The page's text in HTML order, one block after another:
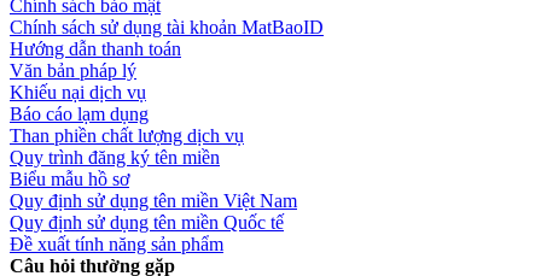
Chính sách bảo mật
Chính sách sử dụng tài khoản MatBaoID
Hướng dẫn thanh toán
Văn bản pháp lý
Khiếu nại dịch vụ
Báo cáo lạm dụng
Than phiền chất lượng dịch vụ
Quy trình đăng ký tên miền
Biểu mẫu hồ sơ
Quy định sử dụng tên miền Việt Nam
Quy định sử dụng tên miền Quốc tế
Đề xuất tính năng sản phẩm
Câu hỏi thường gặp